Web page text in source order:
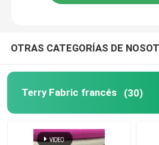
OTRAS CATEGORÍAS DE
Terry Fabric francés (30)